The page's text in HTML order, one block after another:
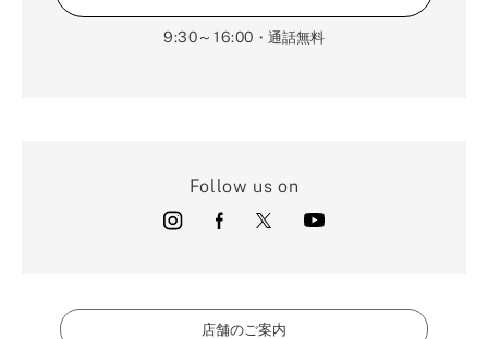
9:30～16:00 ・通話無料
Follow us on
店舗のご案内